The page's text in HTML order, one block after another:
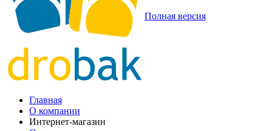
Полная версия
Главная
О компании
Интернет-магазин